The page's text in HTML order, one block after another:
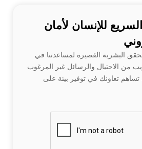
للإنسان لأمان
البشرية القصيرة لمساعدتنا في
من الاحتيال والرسائل غير المرغوب
تساهم تعاونك في توفير بيئة على